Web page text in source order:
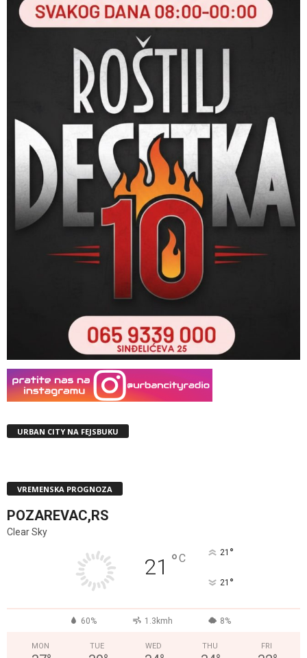
URBAN CITY NA FEJSBUKU
VREMENSKA PROGNOZA
POZAREVAC,RS
Clear Sky
21 °C 21 °
21 °
60% 1.3kmh 8%
MON TUE WED THU FRI